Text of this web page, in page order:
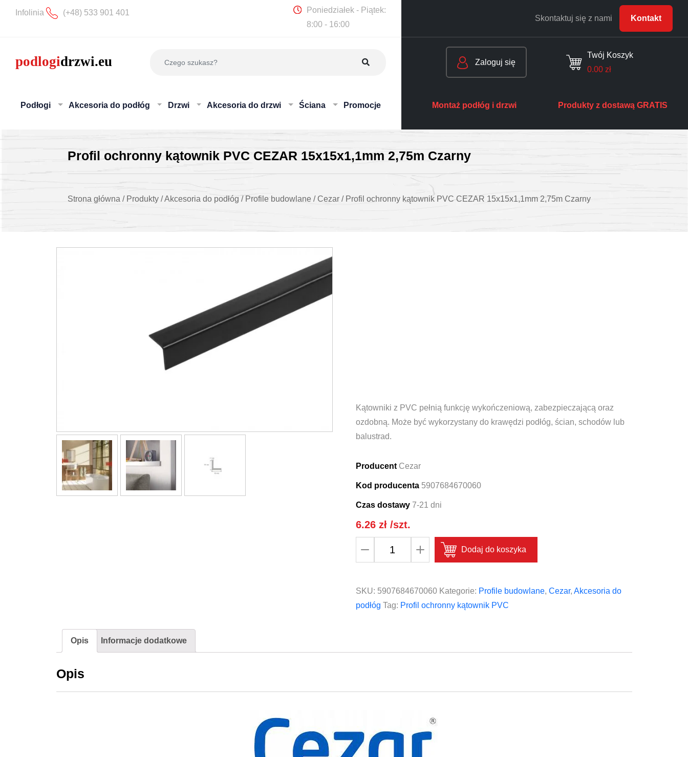
Infolinia (+48) 533 901 401
Poniedziałek - Piątek:
8:00 - 16:00
Skontaktuj się z nami Kontakt
Podłogi Akcesoria do podłóg Drzwi Akcesoria do drzwi Ściana Promocje
Zaloguj się
Twój Koszyk
0.00 zł
Montaż podłóg i drzwi Produkty z dostawą GRATIS
Profil ochronny kątownik PVC CEZAR 15x15x1,1mm 2,75m Czarny
Strona główna / Produkty /Akcesoria do podłóg / Profile budowlane / Cezar / Profil ochronny kątownik PVC CEZAR 15x15x1,1mm 2,75m Czarny
Kątowniki z PVC pełnią funkcję wykończeniową, zabezpieczającą oraz
ozdobną. Może być wykorzystany do krawędzi podłóg, ścian, schodów lub
balustrad.
Producent Cezar
Kod producenta 5907684670060
Czas dostawy 7-21 dni
6.26 zł/szt.
kątownik
PVC
Dodaj do koszyka
SKU: 5907684670060 Kategorie: Profile budowlane, Cezar, Akcesoria do
podłóg Tag: Profil ochronny kątownik PVC
Opis Informacje dodatkowe
Opis